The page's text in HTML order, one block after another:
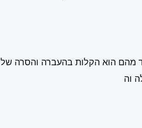
מהם הוא הקלות בהעברה והסרה של
וה